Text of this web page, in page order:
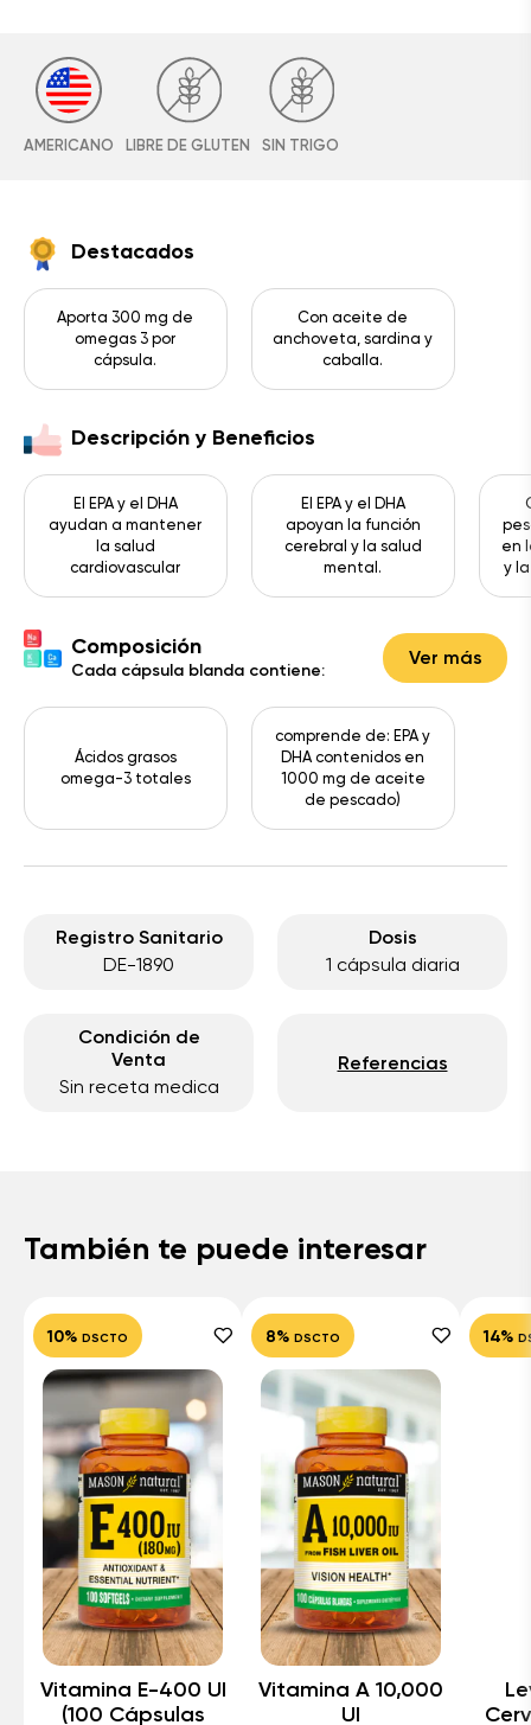
AMERICANO LIBRE DE GLUTEN SIN TRIGO
Destacados
Aporta 300 mg de
omegas 3 por
cápsula.
Con aceite de
anchoveta, sardina y
caballa.
Descripción y Beneficios
El EPA y el DHA
ayudan a mantener
la salud
cardiovascular
El EPA y el DHA
apoyan la función
cerebral y la salud
mental.
en
y
Composición
Cada cápsula blanda contiene:
Ver más
Ácidos grasos
omega-3 totales
comprende de: EPA y
DHA contenidos en
1000 mg de aceite
de pescado)
Registro Sanitario
DE-1890
Dosis
1 cápsula diaria
Condición de
Venta
Sin receta medica
Referencias
También te puede interesar
10% DSCTO
Vitamina E-400 UI
(100 Cápsulas
8% DSCTO
Vitamina A 10,000
UI
14%